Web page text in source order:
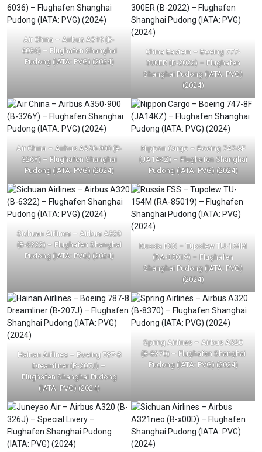
Air China – Airbus A319 (B-
6036) – Flughafen Shanghai
Pudong (IATA: PVG) (2024)
China Eastern – Boeing 777-
300ER (B-2022) – Flughafen
Shanghai Pudong (IATA: PVG)
(2024)
Air China – Airbus A350-900 (B-
326Y) – Flughafen Shanghai
Pudong (IATA: PVG) (2024)
Nippon Cargo – Boeing 747-8F
(JA14KZ) – Flughafen Shanghai
Pudong (IATA: PVG) (2024)
Sichuan Airlines – Airbus A320
(B-6322) – Flughafen Shanghai
Pudong (IATA: PVG) (2024)
Russia FSS – Tupolew TU-154M
(RA-85019) – Flughafen
Shanghai Pudong (IATA: PVG)
(2024)
Hainan Airlines – Boeing 787-8
Dreamliner (B-207J) –
Flughafen Shanghai Pudong
(IATA: PVG) (2024)
Spring Airlines – Airbus A320
(B-8370) – Flughafen Shanghai
Pudong (IATA: PVG) (2024)